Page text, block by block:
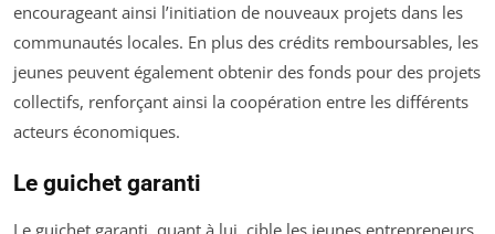
encourageant ainsi l’initiation de nouveaux projets dans les
communautés locales. En plus des crédits remboursables, les
jeunes peuvent également obtenir des fonds pour des projets
collectifs, renforçant ainsi la coopération entre les différents
acteurs économiques.
Le guichet garanti